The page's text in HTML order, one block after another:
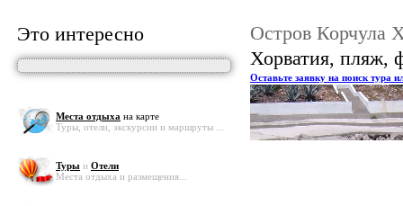
Это интересно
Места отдыха на карте
Туры, отели, экскурсии и маршруты ...
Туры и Отели
Места отдыха и размещения...
Остров Корчула
Хорватия, пляж,
Оставьте заявку на поиск тура